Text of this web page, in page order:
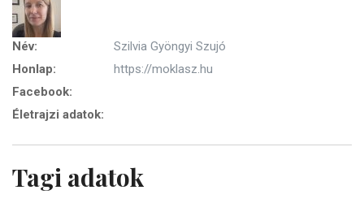
Név:
Szilvia Gyöngyi Szujó
Honlap:
https://moklasz.hu
Facebook:
Életrajzi adatok:
Tagi adatok